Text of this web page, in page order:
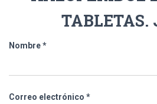
TABLETAS.
Nombre*
Correo electrónico *